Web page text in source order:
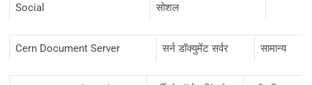
Social
सोशल
Cern Document Server सर्न डॉक्युमेंट सर्वर सामान्य